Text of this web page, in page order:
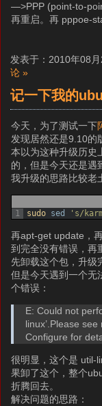
—>PPP (point-to-
再重启。再 pppoe-
发表于：2010年08
论 »
记一下我的
今天，为了测试一下
发现居然还是9.10的
本以为这种升级历史
的，但是今天还是遇
我升级的思路比较老
1
sudo sed 's/
再apt-get update，
到完全没有错误，再
先卸载这个包，升级
但是今天遇到一个无
个错误：
E: Could not
linux’.Please
Configure for
很明显，这个是 util-
果卸了这个，整个
折腾回去。
解决问题的思路：